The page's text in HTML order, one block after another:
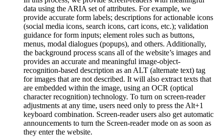
data using the ARIA set of attributes. For example, we
provide accurate form labels; descriptions for actionable icons
(social media icons, search icons, cart icons, etc.); validation
guidance for form inputs; element roles such as buttons,
menus, modal dialogues (popups), and others. Additionally,
the background process scans all of the website’s images and
provides an accurate and meaningful image-object-
recognition-based description as an ALT (alternate text) tag
for images that are not described. It will also extract texts that
are embedded within the image, using an OCR (optical
character recognition) technology. To turn on screen-reader
adjustments at any time, users need only to press the Alt+1
keyboard combination. Screen-reader users also get automatic
announcements to turn the Screen-reader mode on as soon as
they enter the website.